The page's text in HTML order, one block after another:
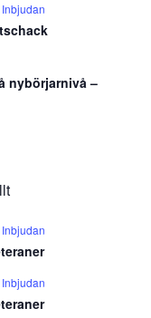
Inbjudan
nybörjarnivå –
Inbjudan
Inbjudan